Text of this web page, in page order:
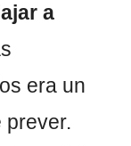
a
era un
prever.